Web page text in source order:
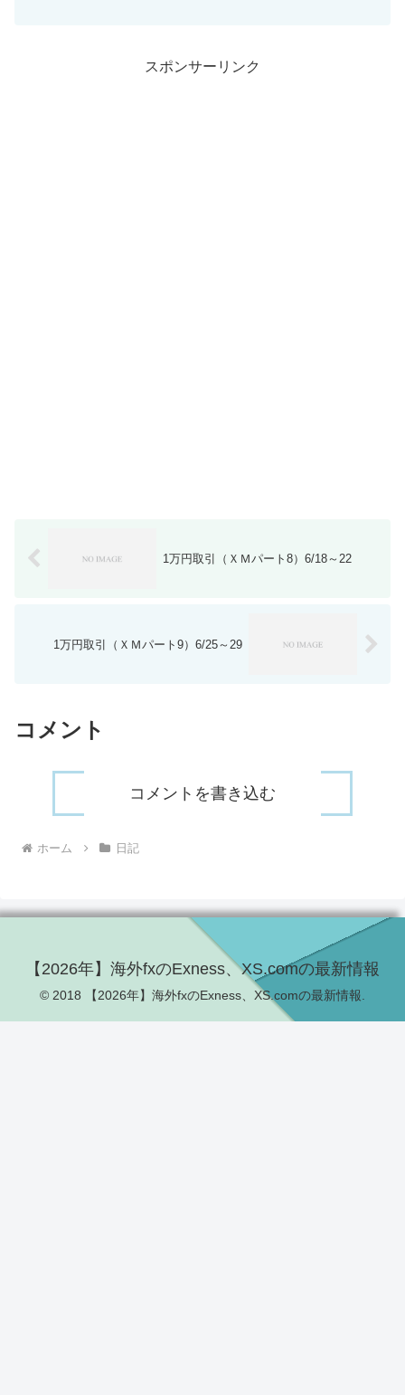
スポンサーリンク
1万円取引（ＸＭパート8）6/18～22
1万円取引（ＸＭパート9）6/25～29
コメント
コメントを書き込む
ホーム 日記
【2026年】海外fxのExness、XS.comの最新情報
© 2018 【2026年】海外fxのExness、XS.comの最新情報.